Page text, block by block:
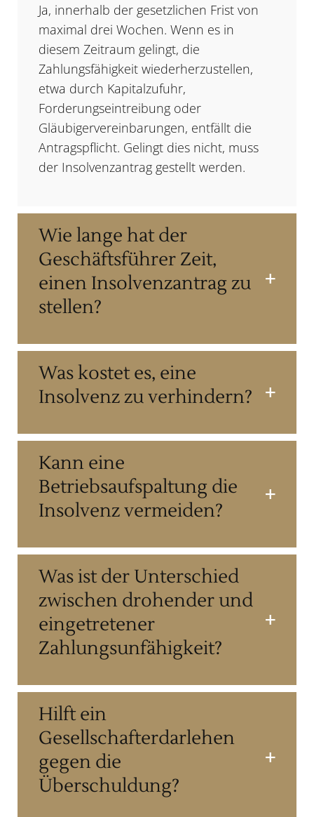
Ja, innerhalb der gesetzlichen Frist von
maximal drei Wochen. Wenn es in
diesem Zeitraum gelingt, die
Zahlungsfähigkeit wiederherzustellen,
etwa durch Kapitalzufuhr,
Forderungseintreibung oder
Gläubigervereinbarungen, entfällt die
Antragspflicht. Gelingt dies nicht, muss
der Insolvenzantrag gestellt werden.
Wie lange hat der
Geschäftsführer Zeit,
einen Insolvenzantrag zu
stellen?
Was kostet es, eine
Insolvenz zu verhindern?
Kann eine
Betriebsaufspaltung die
Insolvenz vermeiden?
Was ist der Unterschied
zwischen drohender und
eingetretener
Zahlungsunfähigkeit?
Hilft ein
Gesellschafterdarlehen
gegen die
Überschuldung?